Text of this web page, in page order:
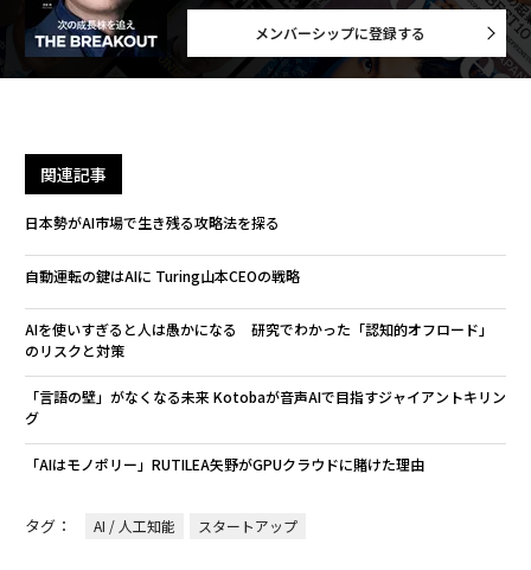
メンバーシップに登録する
関連記事
日本勢がAI市場で生き残る攻略法を探る
自動運転の鍵はAIに Turing山本CEOの戦略
AIを使いすぎると人は愚かになる 研究でわかった「認知的オフロード」
のリスクと対策
「言語の壁」がなくなる未来 Kotobaが音声AIで目指すジャイアントキリン
グ
「AIはモノポリー」RUTILEA矢野がGPUクラウドに賭けた理由
タグ： AI / 人工知能 スタートアップ